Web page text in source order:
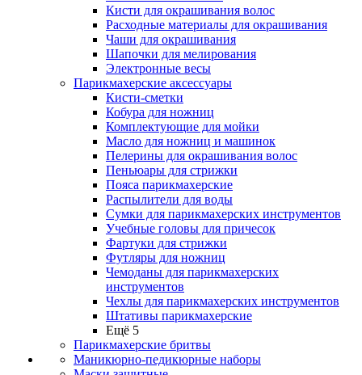
Кисти для окрашивания волос
Расходные материалы для окрашивания
Чаши для окрашивания
Шапочки для мелирования
Электронные весы
Парикмахерские аксессуары
Кисти-сметки
Кобура для ножниц
Комплектующие для мойки
Масло для ножниц и машинок
Пелерины для окрашивания волос
Пеньюары для стрижки
Пояса парикмахерские
Распылители для воды
Сумки для парикмахерских инструментов
Учебные головы для причесок
Фартуки для стрижки
Футляры для ножниц
Чемоданы для парикмахерских
инструментов
Чехлы для парикмахерских инструментов
Штативы парикмахерские
Ещё 5
Парикмахерские бритвы
Маникюрно-педикюрные наборы